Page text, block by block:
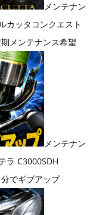
メンテナン
カッタコンクエスト
メンテナンス希望
メンテナン
ラ C3000SDH
でギブアップ